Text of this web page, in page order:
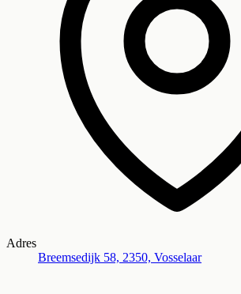
Adres
Breemsedijk 58, 2350, Vosselaar